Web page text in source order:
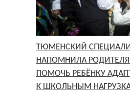
ТЮМЕНСКИЙ
НАПОМНИЛА
ПОМОЧЬ РЕБЁНКУ
К ШКОЛЬНЫМ